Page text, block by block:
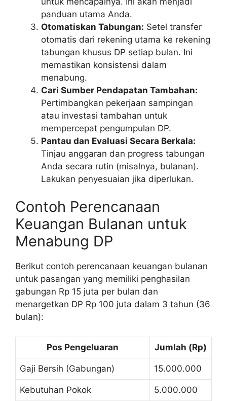
panduan utama Anda.
Otomatiskan Tabungan: Setel transfer
otomatis dari rekening utama ke rekening
tabungan khusus DP setiap bulan. Ini
memastikan konsistensi dalam
menabung.
Cari Sumber Pendapatan Tambahan:
Pertimbangkan pekerjaan sampingan
atau investasi tambahan untuk
mempercepat pengumpulan DP.
Pantau dan Evaluasi Secara Berkala:
Tinjau anggaran dan progress tabungan
Anda secara rutin (misalnya, bulanan).
Lakukan penyesuaian jika diperlukan.
Contoh Perencanaan
Keuangan Bulanan untuk
Menabung DP
Berikut contoh perencanaan keuangan bulanan
untuk pasangan yang memiliki penghasilan
gabungan Rp 15 juta per bulan dan
menargetkan DP Rp 100 juta dalam 3 tahun (36
bulan):
Pos Pengeluaran Jumlah (Rp)
Gaji Bersih (Gabungan) 15.000.000
Kebutuhan Pokok 5.000.000